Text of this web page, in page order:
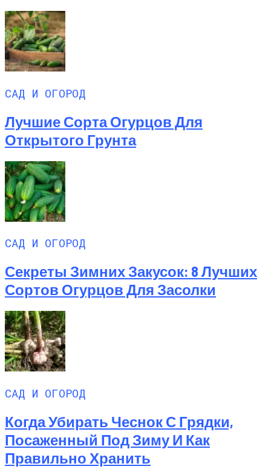
САД И ОГОРОД
Лучшие Сорта Огурцов Для
Открытого Грунта
САД И ОГОРОД
Секреты Зимних Закусок: 8 Лучших
Сортов Огурцов Для Засолки
САД И ОГОРОД
Когда Убирать Чеснок С Грядки,
Посаженный Под Зиму И Как
Правильно Хранить